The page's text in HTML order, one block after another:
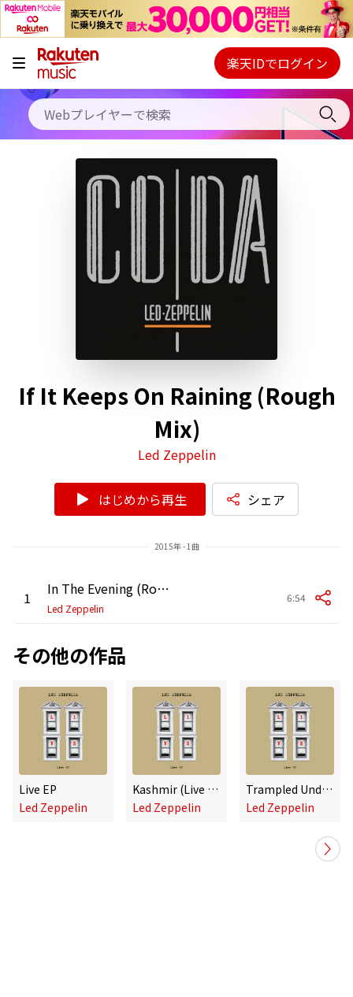
キャンペーン
料金プラン
使い方
初回30日間無料お試し
Webプレイヤー
ご契約内容の確認・変更
楽天IDでログイン
If It Keeps On Raining (Rough
Mix)
Led Zeppelin
はじめから再生 シェア
2015年 - 1曲
1 In The Evening (Rough Mix)
Led Zeppelin
6:54
その他の作品
Live EP
Led Zeppelin
Kashmir (Live from Knebworth, 1979)
Led Zeppelin
Trampled Under Foot (Live from Earl's Court, 1975)
Led Zeppelin